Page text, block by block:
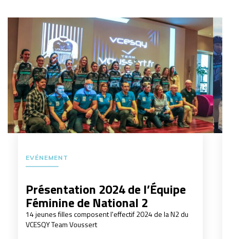
EVÉNEMENT
Présentation 2024 de l’Équipe
Féminine de National 2
14 jeunes filles composent l'effectif 2024 de la N2 du
VCESQY Team Voussert